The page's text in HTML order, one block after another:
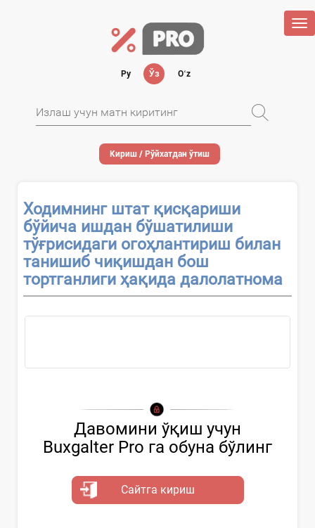
Ру Ўз Oʻz
Кириш / Рўйхатдан ўтиш
Ходимнинг штат қисқариши
бўйича ишдан бўшатилиши
тўғрисидаги огоҳлантириш билан
танишиб чиқишдан бош
тортганлиги ҳақида далолатнома
Давомини ўқиш учун
Buxgalter Pro га обуна бўлинг
Сайтга кириш